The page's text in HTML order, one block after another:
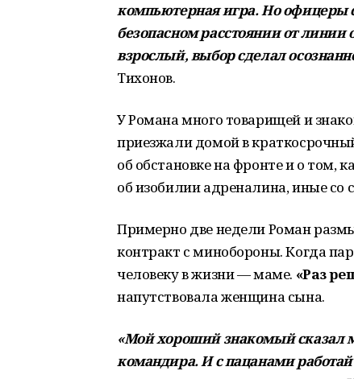
компьютерная игра. Но офицеры
безопасном расстоянии от линии
взрослый, выбор сделал
Тихонов.
У Романа много товарищей и
приезжали домой в
об обстановке на фронте и о том,
об изобилии адреналина, иные со
Примерно две недели Роман
контракт с минобороны. Когда
человеку в жизни — маме. «Раз
напутствовала женщина сына.
«Мой хороший знакомый сказал
командира. И с пацанами